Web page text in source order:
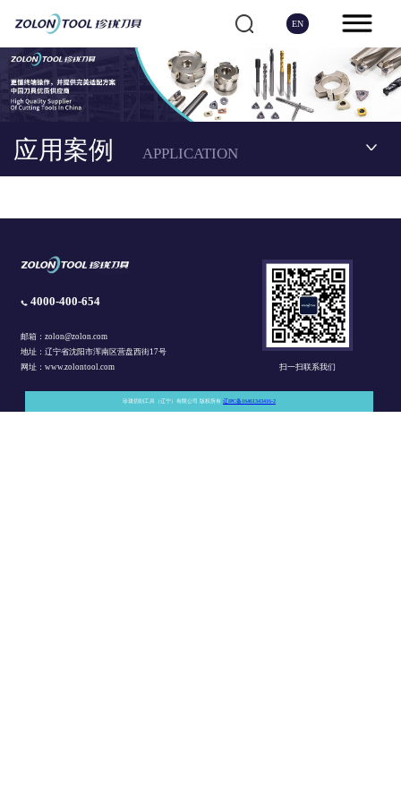
EN
应用案例 APPLICATION
4000-400-654
邮箱：zolon@zolon.com
地址：辽宁省沈阳市浑南区营盘西街17号
网址：www.zolontool.com
扫一扫联系我们
珍珑切削工具（辽宁）有限公司 版权所有辽IPC备16461343416-2